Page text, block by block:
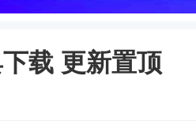
载 更新置顶